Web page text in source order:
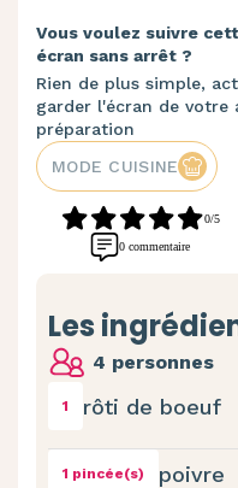
Vous voulez suivre
écran sans arrêt ?
Rien de plus simple,
garder l'écran de votre
préparation
MODE CUISINE
0/5
0 commentaire
Les
4 personnes
1 rôti de boeuf
1 pincée(s) poivre